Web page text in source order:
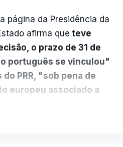
página da Presidência da
afirma que teve
o prazo de 31 de
português se vinculou"
PRR, "sob pena de
europeu associado a